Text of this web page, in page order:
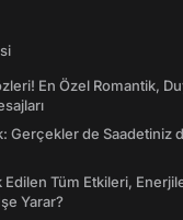
En Özel Romantik,
Gerçekler de Saadetiniz
Edilen Tüm Etkileri,
Yarar?